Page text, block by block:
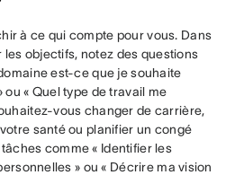
à ce qui compte pour vous. Dans
les objectifs, notez des questions
est-ce que je souhaite
« Quel type de travail me
vous changer de carrière,
santé ou planifier un congé
comme « Identifier les
» ou « Décrire ma vision